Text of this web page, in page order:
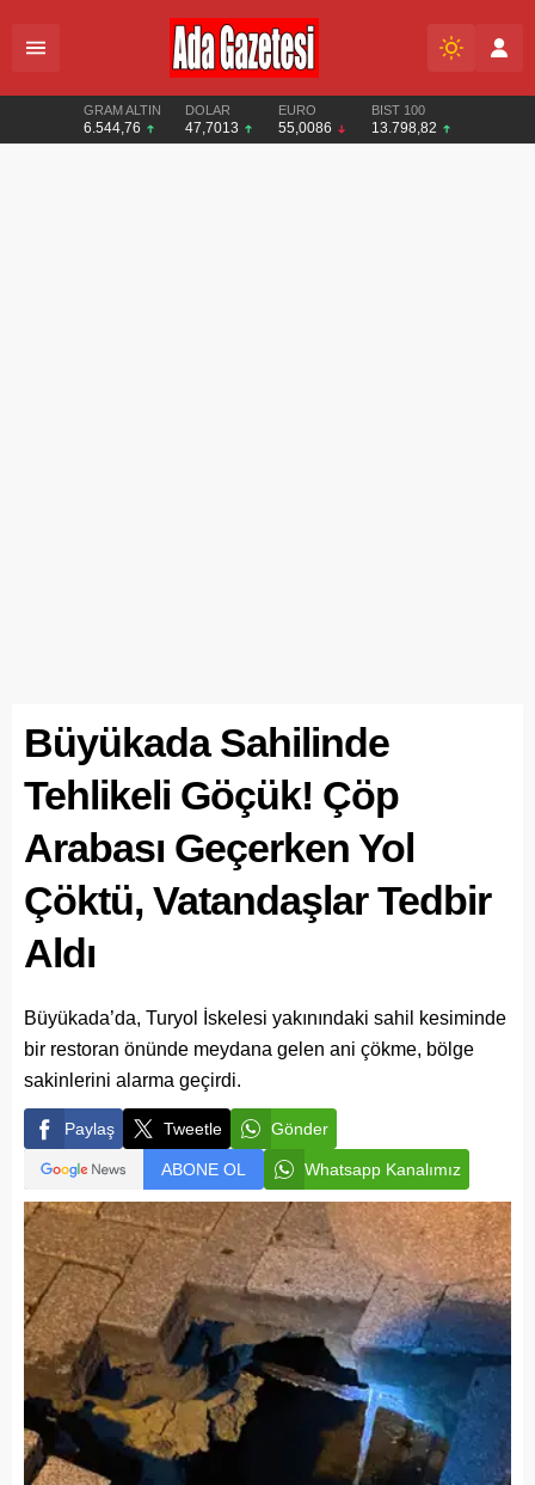
GRAM ALTIN
6.544,76
DOLAR
47,7013
EURO
55,0086
BIST 100
13.798,82
Büyükada Sahilinde
Tehlikeli Göçük! Çöp
Arabası Geçerken Yol
Çöktü, Vatandaşlar Tedbir
Aldı
Büyükada’da, Turyol İskelesi yakınındaki sahil kesiminde
bir restoran önünde meydana gelen ani çökme, bölge
sakinlerini alarma geçirdi.
Paylaş Tweetle Gönder
ABONE OL Whatsapp Kanalımız